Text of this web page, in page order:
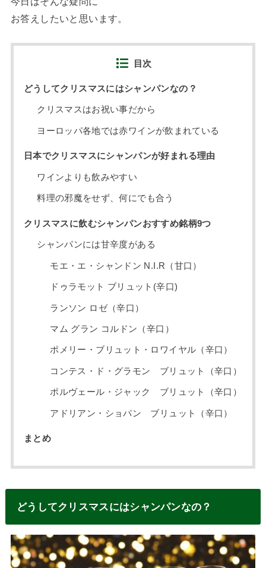
お答えしたいと思います。
目次
どうしてクリスマスにはシャンパンなの？
クリスマスはお祝い事だから
ヨーロッパ各地では赤ワインが飲まれている
日本でクリスマスにシャンパンが好まれる理由
ワインよりも飲みやすい
料理の邪魔をせず、何にでも合う
クリスマスに飲むシャンパンおすすめ銘柄9つ
シャンパンには甘辛度がある
モエ・エ・シャンドン N.I.R（甘口）
ドゥラモット ブリュット(辛口)
ランソン ロゼ（辛口）
マム グラン コルドン（辛口）
ポメリー・ブリュット・ロワイヤル（辛口）
コンテス・ド・グラモン ブリュット（辛口）
ポルヴェール・ジャック ブリュット（辛口）
アドリアン・ショパン ブリュット（辛口）
まとめ
どうしてクリスマスにはシャンパンなの？